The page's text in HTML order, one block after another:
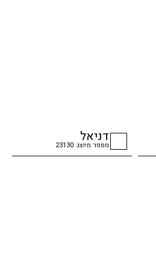
דניאל
מספר מיוצג: 23130